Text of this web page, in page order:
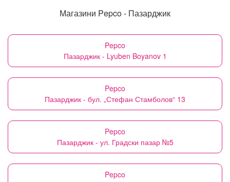
Магазини Pepco - Пазарджик
Pepco
Пазарджик - Lyuben Boyanov 1
Pepco
Пазарджик - бул. „Стефан Стамболов“ 13
Pepco
Пазарджик - ул. Градски пазар №5
Pepco